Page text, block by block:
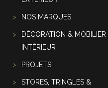
NOS MARQUES
DÉCORATION & MOBILIER
INTÉRIEUR
PROJETS
STORES, TRINGLES &